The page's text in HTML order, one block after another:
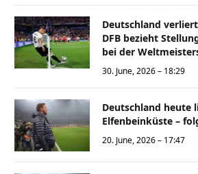
Deutschland
DFB bezieht
bei der
30. June, 2026 – 18:29
Deutschland heute
Elfenbeinküste –
20. June, 2026 – 17:47